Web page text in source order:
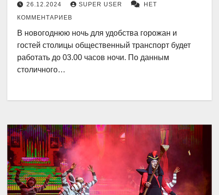
26.12.2024 SUPER USER
НЕТ
КОММЕНТАРИЕВ
В новогоднюю ночь для удобства горожан и
гостей столицы общественный транспорт будет
работать до 03.00 часов ночи. По данным
столичного…